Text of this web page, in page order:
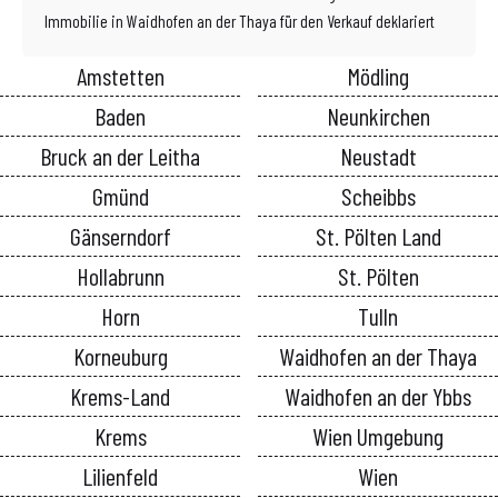
Immobilie in Waidhofen an der Thaya für den Verkauf deklariert
Amstetten
Baden
Bruck an der Leitha
Gmünd
Gänserndorf
Hollabrunn
Horn
Korneuburg
Krems-Land
Krems
Lilienfeld
Mödling
Neunkirchen
Neustadt
Scheibbs
St. Pölten Land
St. Pölten
Tulln
Waidhofen an der Thaya
Waidhofen an der Ybbs
Wien Umgebung
Wien